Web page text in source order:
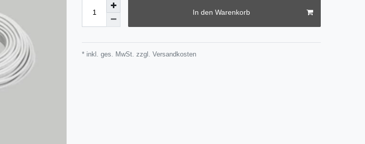
In den Warenkorb
* inkl. ges. MwSt. zzgl. Versandkosten